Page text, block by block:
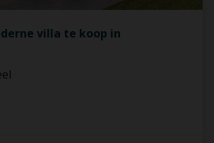
villa te koop in